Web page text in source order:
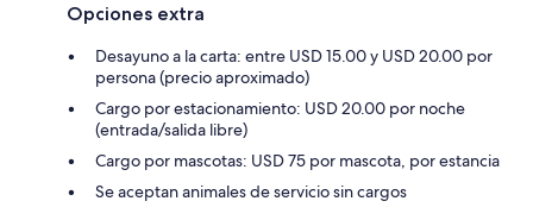
Opciones extra
Desayuno a la carta: entre USD 15.00 y USD 20.00 por
persona (precio aproximado)
Cargo por estacionamiento: USD 20.00 por noche
(entrada/salida libre)
Cargo por mascotas: USD 75 por mascota, por estancia
Se aceptan animales de servicio sin cargos